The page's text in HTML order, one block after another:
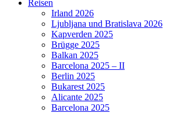
Reisen
Irland 2026
Ljubljana und Bratislava 2026
Kapverden 2025
Brügge 2025
Balkan 2025
Barcelona 2025 – II
Berlin 2025
Bukarest 2025
Alicante 2025
Barcelona 2025